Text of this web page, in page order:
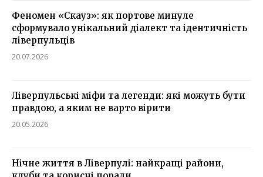
Феномен «Скауз»: як портове минуле
сформувало унікальний діалект та ідентичність
ліверпульців
20.07.2026
Ліверпульські міфи та легенди: які можуть бути
правдою, а яким не варто вірити
20.05.2026
Нічне життя в Ліверпулі: найкращі райони,